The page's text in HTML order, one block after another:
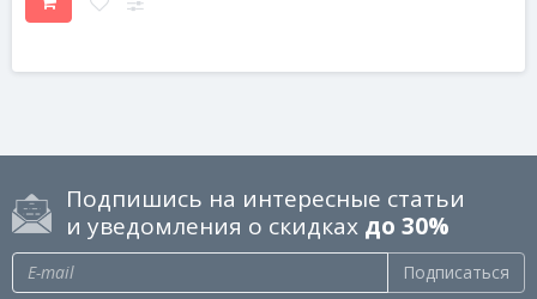
Подпишись на интересные статьи
и уведомления о скидках до 30%
Подписаться